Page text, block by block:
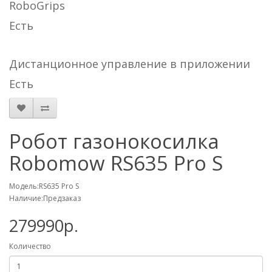
RoboGrips
Есть
Дистанционное управление в приложении
Есть
Робот газонокосилка
Robomow RS635 Pro S
Модель:RS635 Pro S
Наличие:Предзаказ
279990р.
Количество